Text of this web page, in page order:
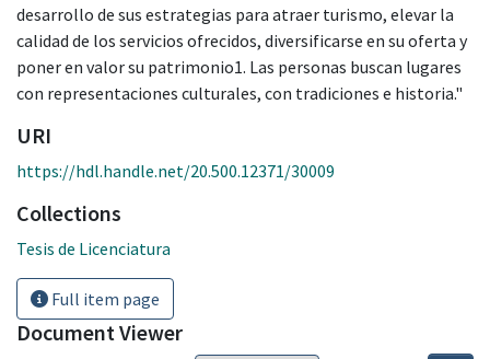
desarrollo de sus estrategias para atraer turismo, elevar la
calidad de los servicios ofrecidos, diversificarse en su oferta y
poner en valor su patrimonio1. Las personas buscan lugares
con representaciones culturales, con tradiciones e historia."
URI
https://hdl.handle.net/20.500.12371/30009
Collections
Tesis de Licenciatura
Full item page
Document Viewer